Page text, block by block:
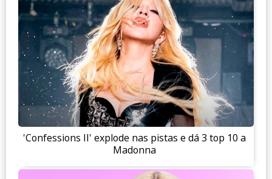
'Confessions II' explode nas pistas e dá 3 top 10 a
Madonna